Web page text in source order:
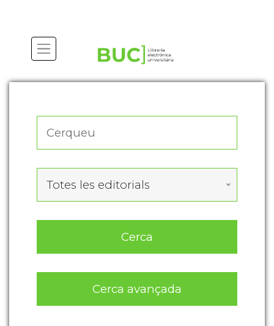
Totes les editorials
Cerca
Cerca avançada